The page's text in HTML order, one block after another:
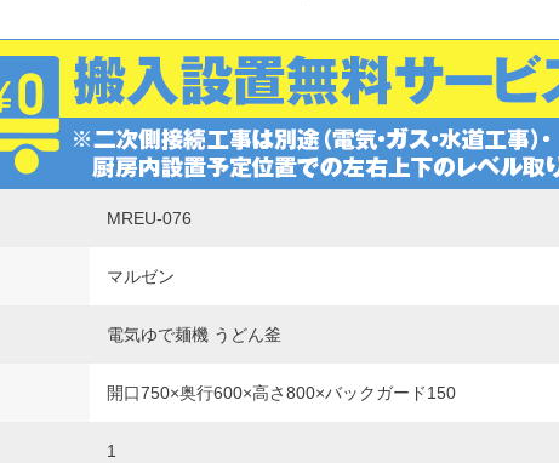
MREU-076
マルゼン
電気ゆで麺機 うどん釜
開口750×奥行600×高さ800×バックガード150
1